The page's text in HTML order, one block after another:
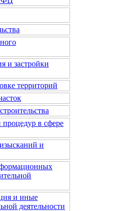
и застройки
территорий
в сфере
и
и иные
деятельности